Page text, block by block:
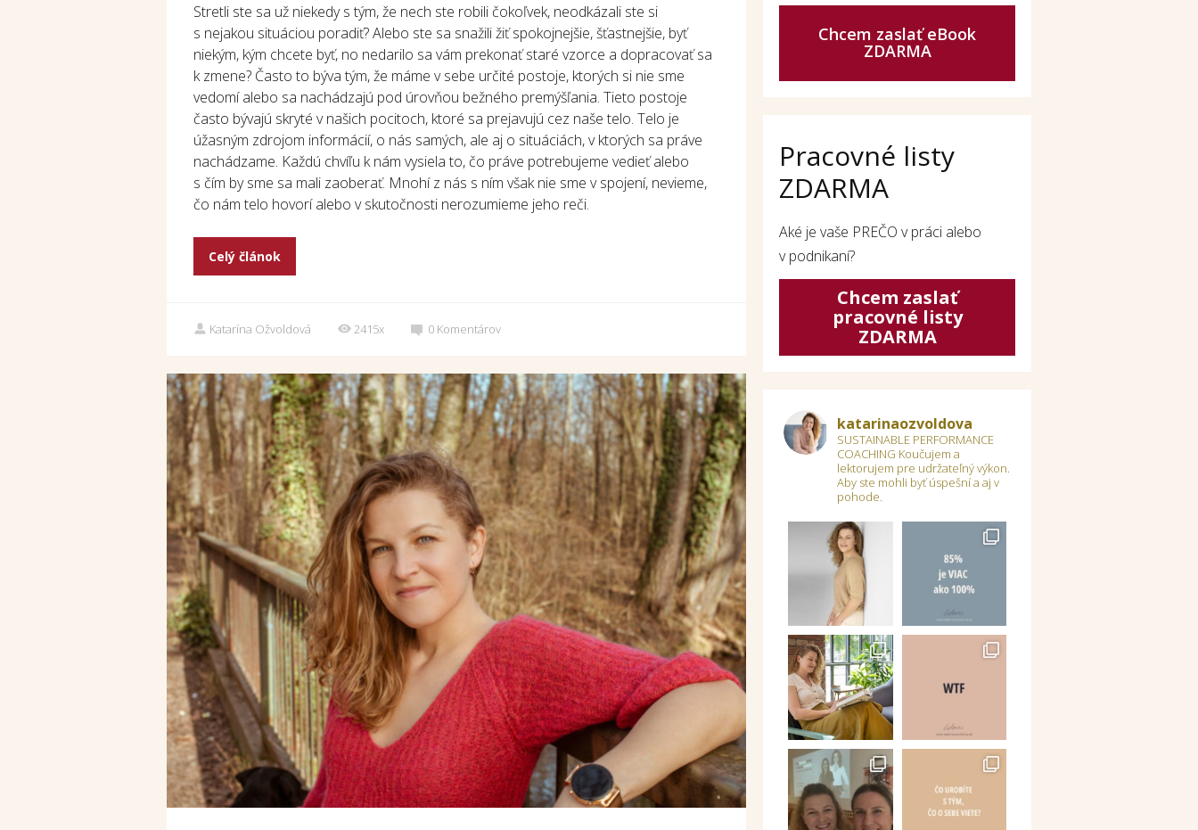
Stretli ste sa už niekedy s tým, že nech ste robili čokoľvek, neodkázali ste si
s nejakou situáciou poradiť? Alebo ste sa snažili žiť spokojnejšie, šťastnejšie, byť
niekým, kým chcete byť, no nedarilo sa vám prekonať staré vzorce a dopracovať sa
k zmene? Často to býva tým, že máme v sebe určité postoje, ktorých si nie sme
vedomí alebo sa nachádzajú pod úrovňou bežného premýšľania. Tieto postoje
často bývajú skryté v našich pocitoch, ktoré sa prejavujú cez naše telo. Telo je
úžasným zdrojom informácií, o nás samých, ale aj o situáciách, v ktorých sa práve
nachádzame. Každú chvíľu k nám vysiela to, čo práve potrebujeme vedieť alebo
s čím by sme sa mali zaoberať. Mnohí z nás s ním však nie sme v spojení, nevieme,
čo nám telo hovorí alebo v skutočnosti nerozumieme jeho reči.
Celý článok
Katarína Ožvoldová 2415x 0 Komentárov
Chcem zaslať eBook
ZDARMA
Pracovné listy
ZDARMA
Aké je vaše PREČO v práci alebo
v podnikaní?
Chcem zaslať
pracovné listy
ZDARMA
katarinaozvoldova
SUSTAINABLE PERFORMANCE
COACHING Koučujem a
lektorujem pre udržateľný výkon.
Aby ste mohli byť úspešní a aj v
pohode.